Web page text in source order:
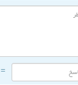
= ۳ بعلاوه ۲